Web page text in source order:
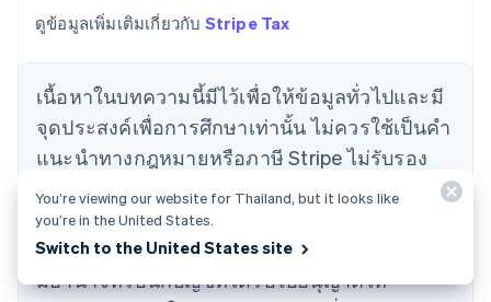
ดูข้อมูลเพิ่มเติมเกี่ยวกับ Stripe Tax
เนื้อหาในบทความนี้มีไว้เพื่อให้ข้อมูลทั่วไปและมี
จุดประสงค์เพื่อการศึกษาเท่านั้น ไม่ควรใช้เป็นคํา
แนะนําทางกฎหมายหรือภาษี Stripe ไม่รับรอง
หรือรับประกันความถูกต้อง ความสมบูรณ์ ความ
เพียงพอ หรือความเป็นปัจจุบันของข้อมูลใน
บทความ คุณควรขอคําแนะนําจากทนายความที่
มีอํานาจหรือนักบัญชีที่ได้รับใบอนุญาตให้
เนเธอร์แลนด์
PortuguêsEnglish
บัลแกเรีย
เบลเยียม
โปรตุเกส
โปแลนด์
You’re viewing our website for Thailand, but it looks like
you’re in the United States.
Switch to the United States site